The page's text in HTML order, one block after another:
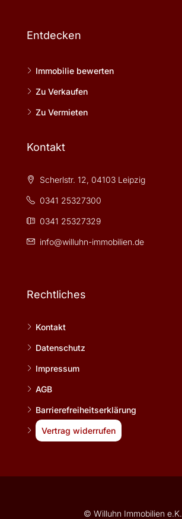
Entdecken
Immobilie bewerten
Zu Verkaufen
Zu Vermieten
Kontakt
Scherlstr. 12, 04103 Leipzig
0341 25327300
0341 25327329
info@willuhn-immobilien.de
Rechtliches
Kontakt
Datenschutz
Impressum
AGB
Barrierefreiheitserklärung
Vertrag widerrufen
© Willuhn Immobilien e.K.